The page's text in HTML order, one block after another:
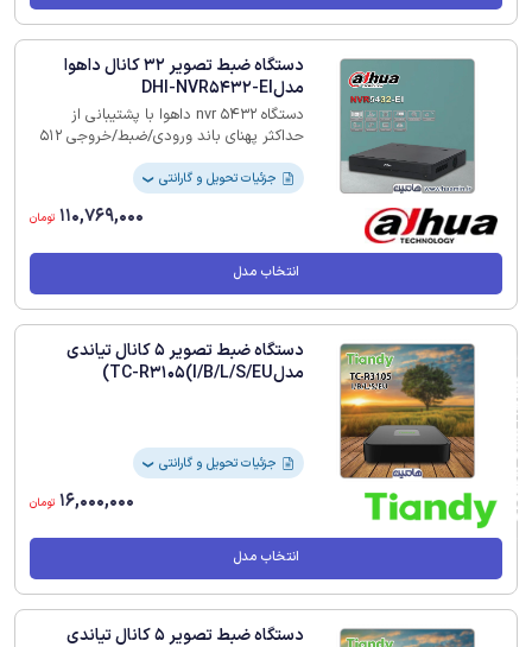
دستگاه ضبط تصویر 32 کانال داهوا
مدلDHI-NVR5432-EI
دستگاه nvr 5432 داهوا با پشتیبانی از
حداکثر پهنای باند ورودی/ضبط/خروجی 512
دوربین تحت شبکه برای نظارت تصویری
پیشرفته استفاده می‌شود
جزئیات تحویل و گارانتی ❯
110,769,000 تومان
انتخاب مدل
دستگاه ضبط تصویر 5 کانال تیاندی
مدلTC-R3105(I/B/L/S/EU)
جزئیات تحویل و گارانتی ❯
16,000,000 تومان
انتخاب مدل
دستگاه ضبط تصویر 5 کانال تیاندی
فیلترهای لیست محصولات